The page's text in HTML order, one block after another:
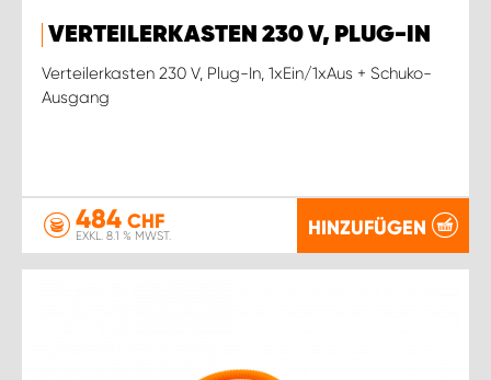
VERTEILERKASTEN 230 V, PLUG-IN
Verteilerkasten 230 V, Plug-In, 1xEin/1xAus + Schuko-
Ausgang
484 CHF
EXKL. 8.1 % MWST. HINZUFÜGEN